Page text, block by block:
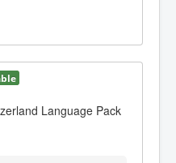
Language Pack